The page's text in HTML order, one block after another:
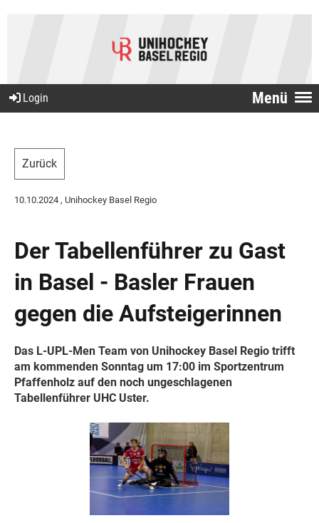
Menü
Login
Zurück
10.10.2024 , Unihockey Basel Regio
Der Tabellenführer zu Gast
in Basel - Basler Frauen
gegen die Aufsteigerinnen
Das L-UPL-Men Team von Unihockey Basel Regio trifft
am kommenden Sonntag um 17:00 im Sportzentrum
Pfaffenholz auf den noch ungeschlagenen
Tabellenführer UHC Uster.